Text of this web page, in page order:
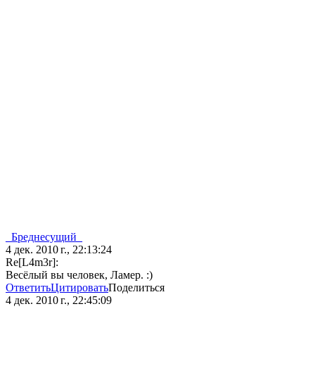
_Бреднесущий_
4 дек. 2010 г., 22:13:24
Re[L4m3r]:
Весёлый вы человек, Ламер. :)
ОтветитьЦитироватьПоделиться
4 дек. 2010 г., 22:45:09